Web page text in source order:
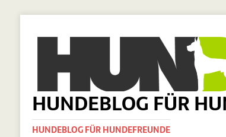
HUNDEBLOG FÜR
HUNDEBLOG FÜR HUNDEFREUNDE